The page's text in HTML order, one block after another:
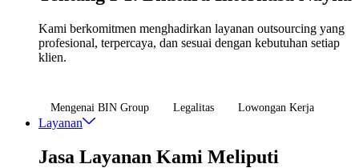
Kami berkomitmen menghadirkan layanan outsourcing yang
profesional, terpercaya, dan sesuai dengan kebutuhan setiap
klien.
Mengenai BIN Group Legalitas Lowongan Kerja
Layanan
Jasa Layanan Kami Meliputi